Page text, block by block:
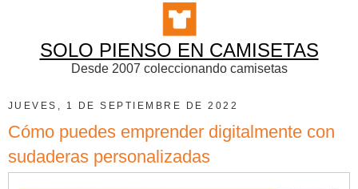
SOLO PIENSO EN CAMISETAS
Desde 2007 coleccionando camisetas
JUEVES, 1 DE SEPTIEMBRE DE 2022
Cómo puedes emprender digitalmente con
sudaderas personalizadas